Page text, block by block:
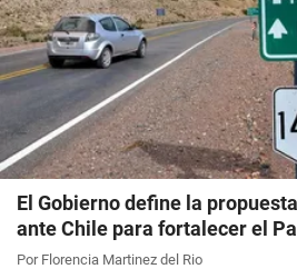
El Gobierno define la
ante Chile para fortalecer el
Por Florencia Martinez del Rio